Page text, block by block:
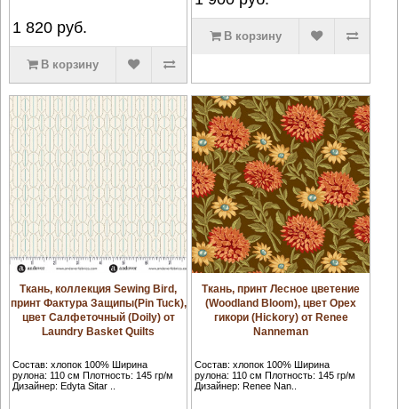
1 820руб.
В корзину
В корзину
Ткань, коллекция Sewing Bird,
принт Фактура Защипы(Pin Tuck),
цвет Салфеточный (Doily) от
Laundry Basket Quilts
Состав: хлопок 100% Ширина
рулона: 110 см Плотность: 145 гр/м
Дизайнер: Edyta Sitar ..
Ткань, принт Лесное цветение
(Woodland Bloom), цвет Орех
гикори (Hickory) от Renee
Nanneman
Состав: хлопок 100% Ширина
рулона: 110 см Плотность: 145 гр/м
Дизайнер: Renee Nan..